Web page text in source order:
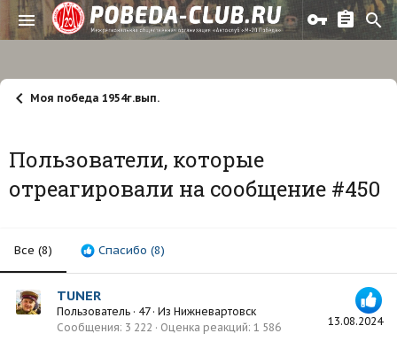
Моя победа 1954г.вып.
Пользователи, которые
отреагировали на сообщение #450
Все (8) Спасибо (8)
13.08.2024
TUNER
Пользователь · 47 · Из Нижневартовск
Сообщения 3 222 Оценка реакций 1 586